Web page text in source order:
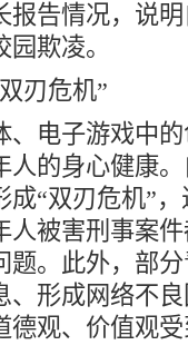
报告情况，说
欺凌。
刃危机”
电子游戏中的
人的身心健康
“双刃危机”
人被害刑事案
题。此外，部
、形成网络不
德观、价值观